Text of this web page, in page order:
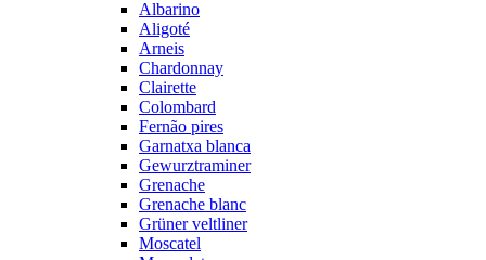
Albarino
Aligoté
Arneis
Chardonnay
Clairette
Colombard
Fernão pires
Garnatxa blanca
Gewurztraminer
Grenache
Grenache blanc
Grüner veltliner
Moscatel